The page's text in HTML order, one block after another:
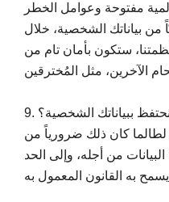
مفتوحة وعوامل الخطر
من بياناتك الشخصية، خلال
ستكون بأمان تام من
ببياناتك الشخصية؟
كان ذلك ضرورياً من
من أجله، وإلى الحد